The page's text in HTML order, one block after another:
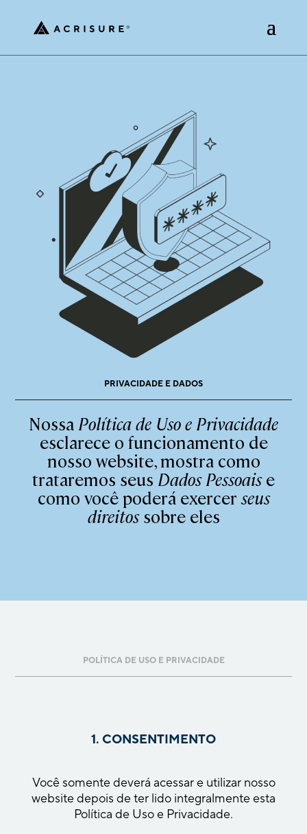
PRIVACIDADE E DADOS
Nossa Política de Uso e Privacidade
esclarece o funcionamento de
nosso website, mostra como
trataremos seus Dados Pessoaise
como você poderá exercer seus
direitossobre eles
POLÍTICA DE USO E PRIVACIDADE
1. CONSENTIMENTO
Você somente deverá acessar e utilizar nosso
website depois de ter lido integralmente esta
Política de Uso e Privacidade.